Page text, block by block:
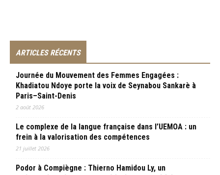
ARTICLES RÉCENTS
Journée du Mouvement des Femmes Engagées :
Khadiatou Ndoye porte la voix de Seynabou Sankarè à
Paris–Saint-Denis
2 août 2026
Le complexe de la langue française dans l’UEMOA : un
frein à la valorisation des compétences
21 juillet 2026
Podor à Compiègne : Thierno Hamidou Ly, un